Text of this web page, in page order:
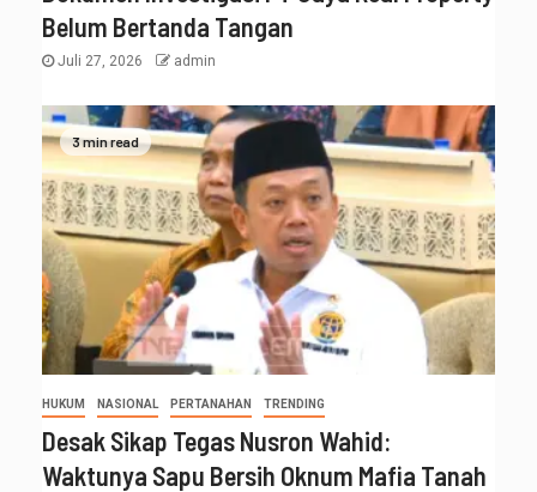
Belum Bertanda Tangan
Juli 27, 2026 admin
3 min read
HUKUM NASIONAL PERTANAHAN TRENDING
Desak Sikap Tegas Nusron Wahid:
Waktunya Sapu Bersih Oknum Mafia Tanah